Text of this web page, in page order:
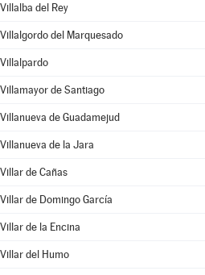
Villalba del Rey
Villalgordo del Marquesado
Villalpardo
Villamayor de Santiago
Villanueva de Guadamejud
Villanueva de la Jara
Villar de Cañas
Villar de Domingo García
Villar de la Encina
Villar del Humo